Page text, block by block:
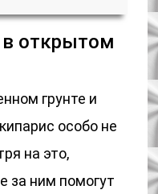
в открытом
грунте и
особо не
на это,
за ним помогут